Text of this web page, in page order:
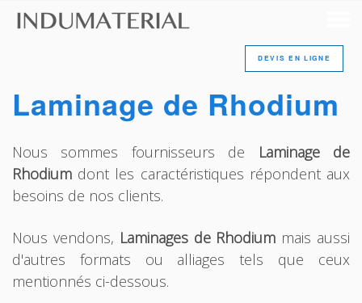
DEVIS EN LIGNE
Laminage de Rhodium
Nous sommes fournisseurs de Laminage de
Rhodium dont les caractéristiques répondent aux
besoins de nos clients.
Nous vendons, Laminages de Rhodium mais aussi
d'autres formats ou alliages tels que ceux
mentionnés ci-dessous.